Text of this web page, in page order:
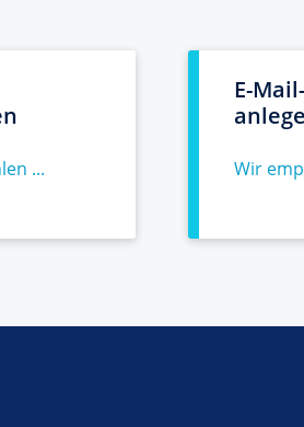
...
E-
Wir